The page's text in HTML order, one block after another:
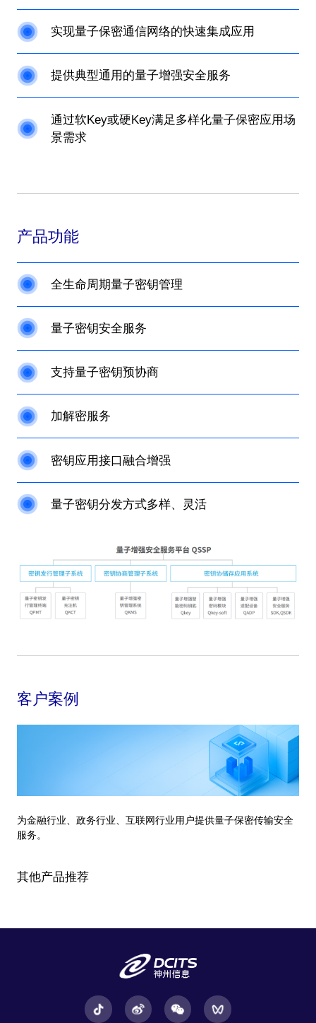
实现量子保密通信网络的快速集成应用
提供典型通用的量子增强安全服务
通过软Key或硬Key满足多样化量子保密应用场
景需求
产品功能
全生命周期量子密钥管理
量子密钥安全服务
支持量子密钥预协商
加解密服务
密钥应用接口融合增强
量子密钥分发方式多样、灵活
客户案例
为金融行业、政务行业、互联网行业用户提供量子保密传输安全
服务。
其他产品推荐